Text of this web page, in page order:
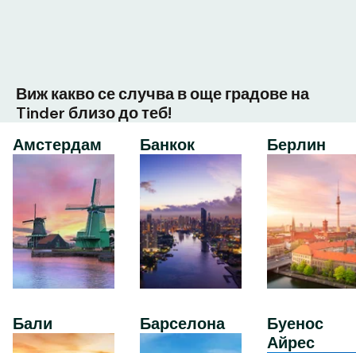
Виж какво се случва в още градове на
Tinder близо до теб!
Амстердам
Бали
Банкок
Барселона
Берлин
Буенос
Айрес